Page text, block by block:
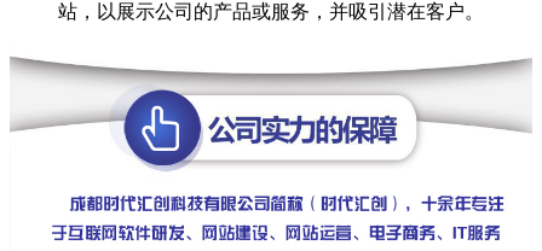
站，以展示公司的产品或服务，并吸引潜在客户。